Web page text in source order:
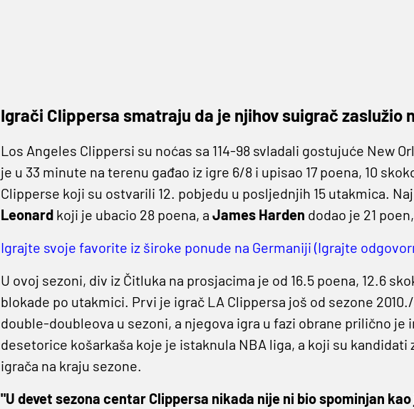
Igrači Clippersa smatraju da je njihov suigrač zaslužio
Los Angeles Clippersi su noćas sa 114-98 svladali gostujuće New
je u 33 minute na terenu gađao iz igre 6/8 i upisao 17 poena, 10
Clipperse koji su ostvarili 12. pobjedu u posljednjih 15 utakmica.
Leonard koji je ubacio 28 poena, a James Harden dodao je 21
Igrajte svoje favorite iz široke ponude na Germaniji (Igrajte
U ovoj sezoni, div iz Čitluka na prosjacima je od 16.5 poena, 12.6
blokade po utakmici. Prvi je igrač LA Clippersa još od sezone
double-doubleova u sezoni, a njegova igra u fazi obrane prilično je
desetorice košarkaša koje je istaknula NBA liga, a koji su kandidati
igrača na kraju sezone.
"U devet sezona centar Clippersa nikada nije ni bio spominjan